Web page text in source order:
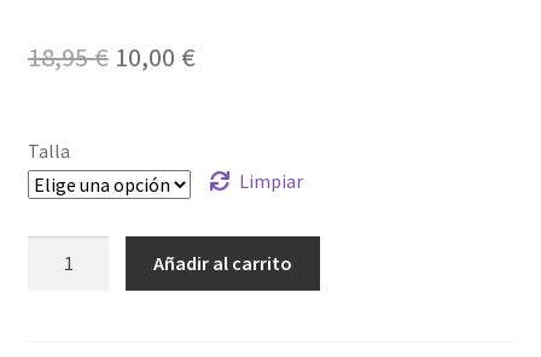
18,95€ El
era:
18,95 €.
10,00 €El
es:
10,00 €.
Talla
Limpiar
Añadir al carrito